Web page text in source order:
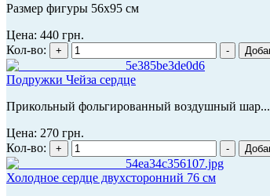
Размер фигуры 56х95 см
Цена: 440 грн.
Кол-во:
Подружки Чейза сердце
Прикольный фольгированный воздушный шар...
Цена: 270 грн.
Кол-во:
Холодное сердце двухсторонний 76 см